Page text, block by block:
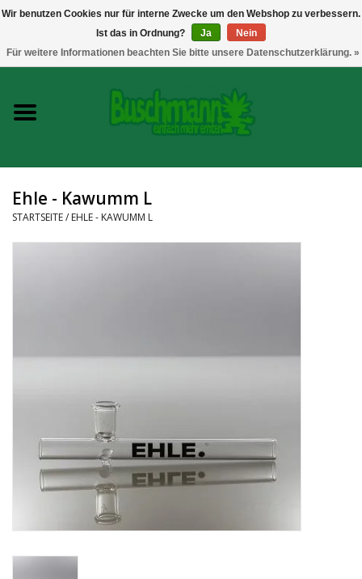
Growshop
Messtechnik
Headshop
Ehle - Kawumm L
STARTSEITE/ EHLE - KAWUMM L
Wir benutzen Cookies nur für interne Zwecke um den Webshop zu verbessern.
Ist das in Ordnung?
Ja
Nein
Für weitere Informationen beachten Sie bitte unsere Datenschutzerklärung. »